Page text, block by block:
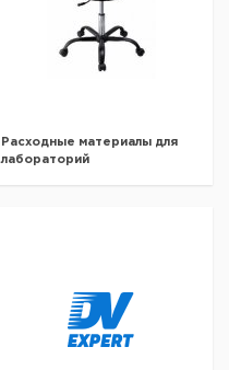
Расходные материалы для
лабораторий